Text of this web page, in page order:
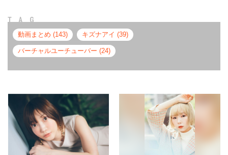
TAG
動画まとめ (143) キズナアイ (39)
バーチャルユーチューバー (24)